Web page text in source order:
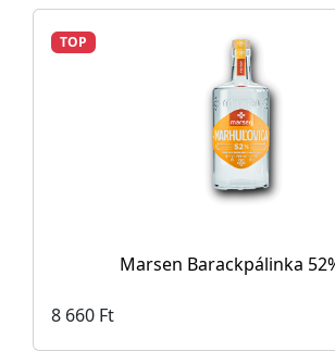
TOP
Marsen Barackpálinka
8 660 Ft